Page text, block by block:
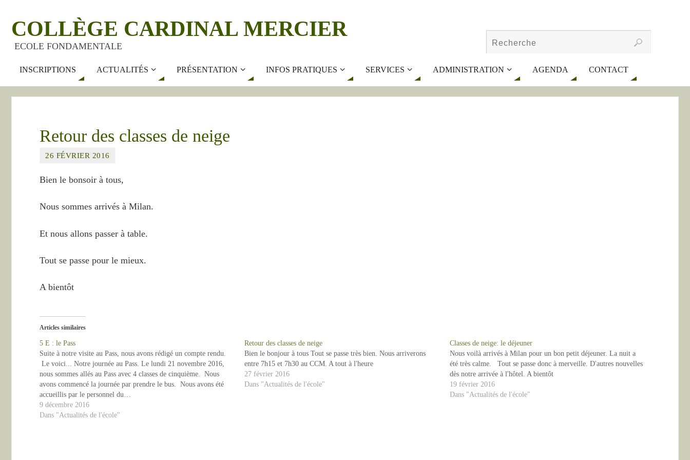
COLLÈGE CARDINAL MERCIER
ECOLE FONDAMENTALE
INSCRIPTIONS ACTUALITÉS PRÉSENTATION INFOS PRATIQUES SERVICES ADMINISTRATION AGENDA CONTACT
Retour des classes de neige
26 FÉVRIER 2016
Bien le bonsoir à tous,
Nous sommes arrivés à Milan.
Et nous allons passer à table.
Tout se passe pour le mieux.
A bientôt
Articles similaires
5 E : le Pass
Suite à notre visite au Pass, nous avons rédigé un compte rendu.
Le voici... Notre journée au Pass. Le lundi 21 novembre 2016,
nous sommes allés au Pass avec 4 classes de cinquième. Nous
avons commencé la journée par prendre le bus. Nous avons été
accueillis par le personnel du…
9 décembre 2016
Dans "Actualités de l'école"
Retour des classes de neige
Bien le bonjour à tous Tout se passe très bien. Nous arriverons
entre 7h15 et 7h30 au CCM. A tout à l'heure
27 février 2016
Dans "Actualités de l'école"
Classes de neige: le déjeuner
Nous voilà arrivés à Milan pour un bon petit déjeuner. La nuit a
été très calme. Tout se passe donc à merveille. D'autres nouvelles
dès notre arrivée à l'hôtel. A bientôt
19 février 2016
Dans "Actualités de l'école"